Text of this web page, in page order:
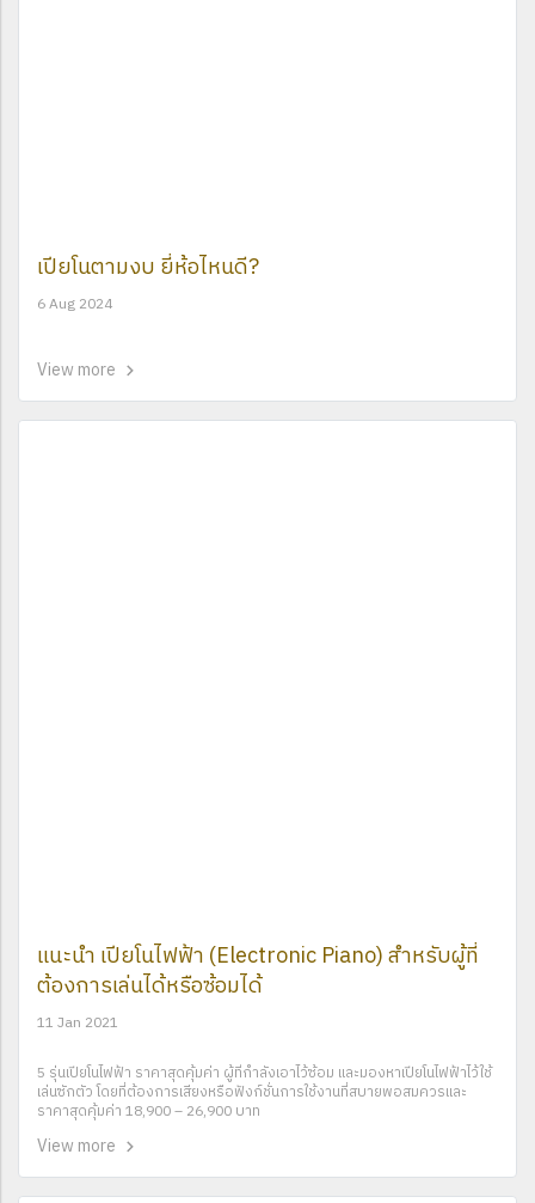
เปียโนตามงบ ยี่ห้อไหนดี?
6 Aug 2024
View more
แนะนำ เปียโนไฟฟ้า (Electronic Piano) สำหรับผู้ที่
ต้องการเล่นได้หรือซ้อมได้
11 Jan 2021
5 รุ่นเปียโนไฟฟ้า ราคาสุดคุ้มค่า ผู้ที่กำลังเอาไว้ซ้อม และมองหาเปียโนไฟฟ้าไว้ใช้
เล่นซักตัว โดยที่ต้องการเสียงหรือฟังก์ชั่นการใช้งานที่สบายพอสมควรและ
ราคาสุดคุ้มค่า 18,900 – 26,900 บาท
View more